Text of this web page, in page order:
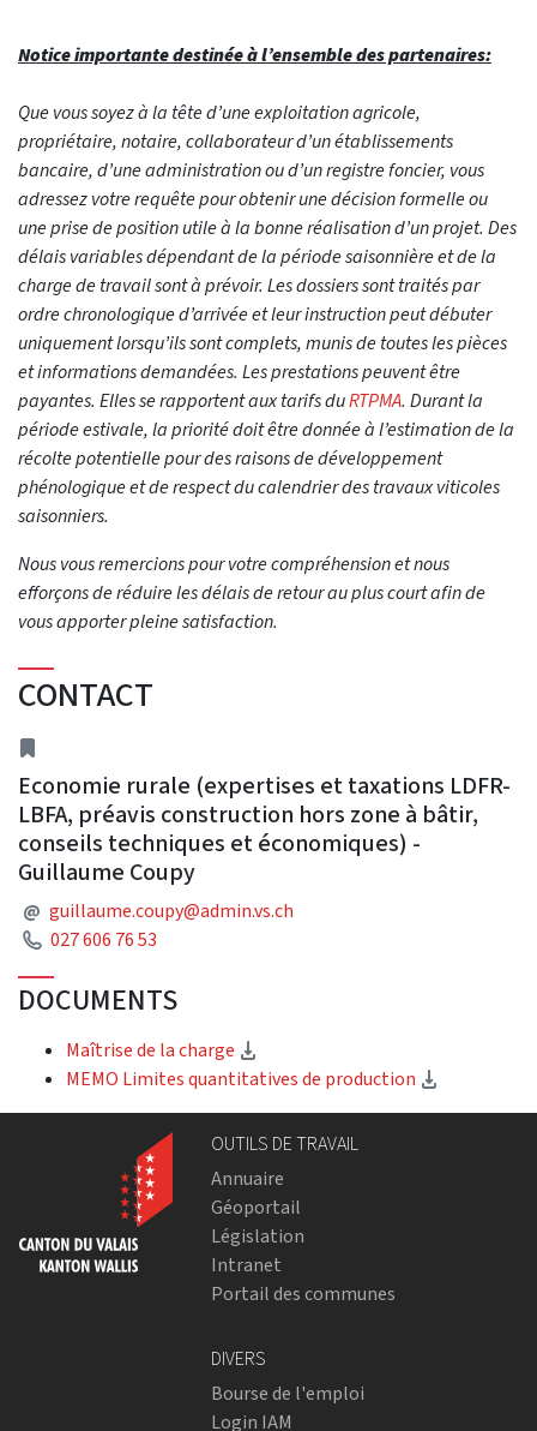
Notice importante destinée à l’ensemble des partenaires:
Que vous soyez à la tête d’une exploitation agricole,
propriétaire, notaire, collaborateur d’un établissements
bancaire, d’une administration ou d’un registre foncier, vous
adressez votre requête pour obtenir une décision formelle ou
une prise de position utile à la bonne réalisation d’un projet. Des
délais variables dépendant de la période saisonnière et de la
charge de travail sont à prévoir. Les dossiers sont traités par
ordre chronologique d’arrivée et leur instruction peut débuter
uniquement lorsqu’ils sont complets, munis de toutes les pièces
et informations demandées. Les prestations peuvent être
payantes. Elles se rapportent aux tarifs duRTPMA. Durant la
période estivale, la priorité doit être donnée à l’estimation de la
récolte potentielle pour des raisons de développement
phénologique et de respect du calendrier des travaux viticoles
saisonniers.
Nous vous remercions pour votre compréhension et nous
efforçons de réduire les délais de retour au plus court afin de
vous apporter pleine satisfaction.
CONTACT
Economie rurale (expertises et taxations LDFR-
LBFA, préavis construction hors zone à bâtir,
conseils techniques et économiques) -
Guillaume Coupy
@ Mail
guillaume.coupy@admin.vs.ch
Phone
027 606 76 53
DOCUMENTS
Maîtrise de la charge
MEMO Limites quantitatives de production
OUTILS DE TRAVAIL
Annuaire
Géoportail
Législation
Intranet
Portail des communes
DIVERS
Bourse de l'emploi
Login IAM